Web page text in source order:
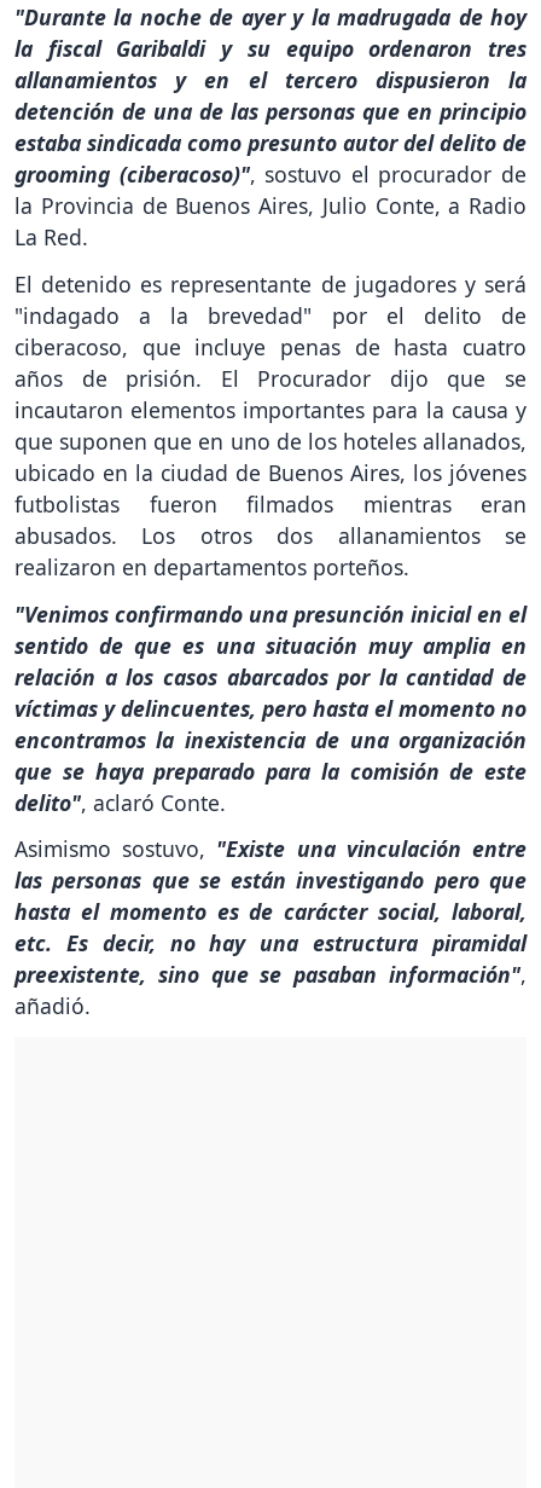
"Durante la noche de ayer y la madrugada de hoy
la fiscal Garibaldi y su equipo ordenaron tres
allanamientos y en el tercero dispusieron la
detención de una de las personas que en principio
estaba sindicada como presunto autor del delito de
grooming (ciberacoso)", sostuvo el procurador de
la Provincia de Buenos Aires, Julio Conte, a Radio
La Red.
El detenido es representante de jugadores y será
"indagado a la brevedad" por el delito de
ciberacoso, que incluye penas de hasta cuatro
años de prisión. El Procurador dijo que se
incautaron elementos importantes para la causa y
que suponen que en uno de los hoteles allanados,
ubicado en la ciudad de Buenos Aires, los jóvenes
futbolistas fueron filmados mientras eran
abusados. Los otros dos allanamientos se
realizaron en departamentos porteños.
"Venimos confirmando una presunción inicial en el
sentido de que es una situación muy amplia en
relación a los casos abarcados por la cantidad de
víctimas y delincuentes, pero hasta el momento no
encontramos la inexistencia de una organización
que se haya preparado para la comisión de este
delito", aclaró Conte.
Asimismo sostuvo, "Existe una vinculación entre
las personas que se están investigando pero que
hasta el momento es de carácter social, laboral,
etc. Es decir, no hay una estructura piramidal
preexistente, sino que se pasaban información",
añadió.